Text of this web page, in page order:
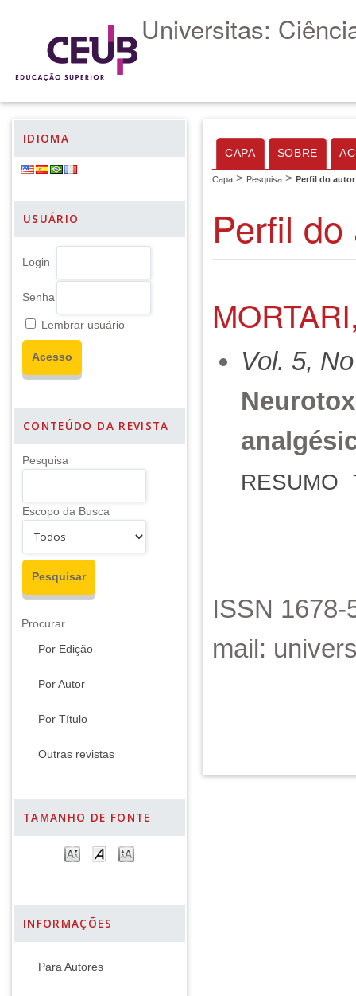
Universitas:
IDIOMA
USUÁRIO
Login
Senha
Lembrar usuário
CONTEÚDO DA REVISTA
Pesquisa
Escopo da Busca
Procurar
Por Edição
Por Autor
Por Título
Outras revistas
TAMANHO DE FONTE
INFORMAÇÕES
Para Autores
CAPA SOBRE
Capa > Pesquisa > Perfil do autor
Perfil
Vol. 5,
RESUMO
ISSN
mail: